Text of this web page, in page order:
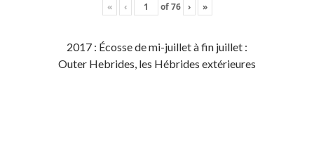
« ‹ of76 › »
2017 : Écosse de mi-juillet à fin juillet :
Outer Hebrides, les Hébrides extérieures